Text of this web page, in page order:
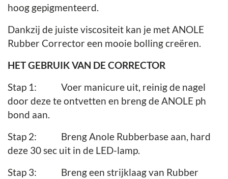
hoog gepigmenteerd.
Dankzij de juiste viscositeit kan je met ANOLE
Rubber Corrector een mooie bolling creëren.
HET GEBRUIK VAN DE CORRECTOR
Stap 1: Voer manicure uit, reinig de nagel
door deze te ontvetten en breng de ANOLE ph
bond aan.
Stap 2: Breng Anole Rubberbase aan, hard
deze 30 sec uit in de LED-lamp.
Stap 3:
Breng een strijklaag van Rubber